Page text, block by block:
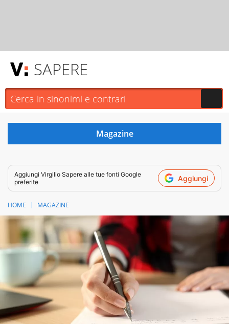
SAPERE
Aggiungi Virgilio Sapere alle tue fonti Google
preferite
Aggiungi
HOME MAGAZINE